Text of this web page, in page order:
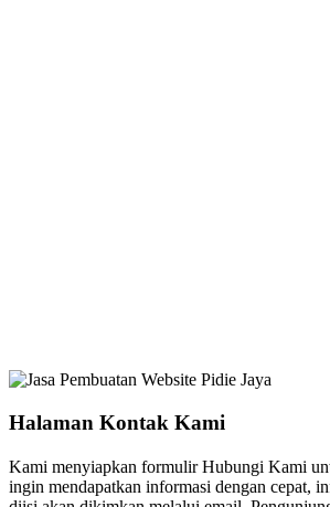
Halaman Kontak Kami
Kami menyiapkan formulir Hubungi Kami
ingin mendapatkan informasi dengan cepat,